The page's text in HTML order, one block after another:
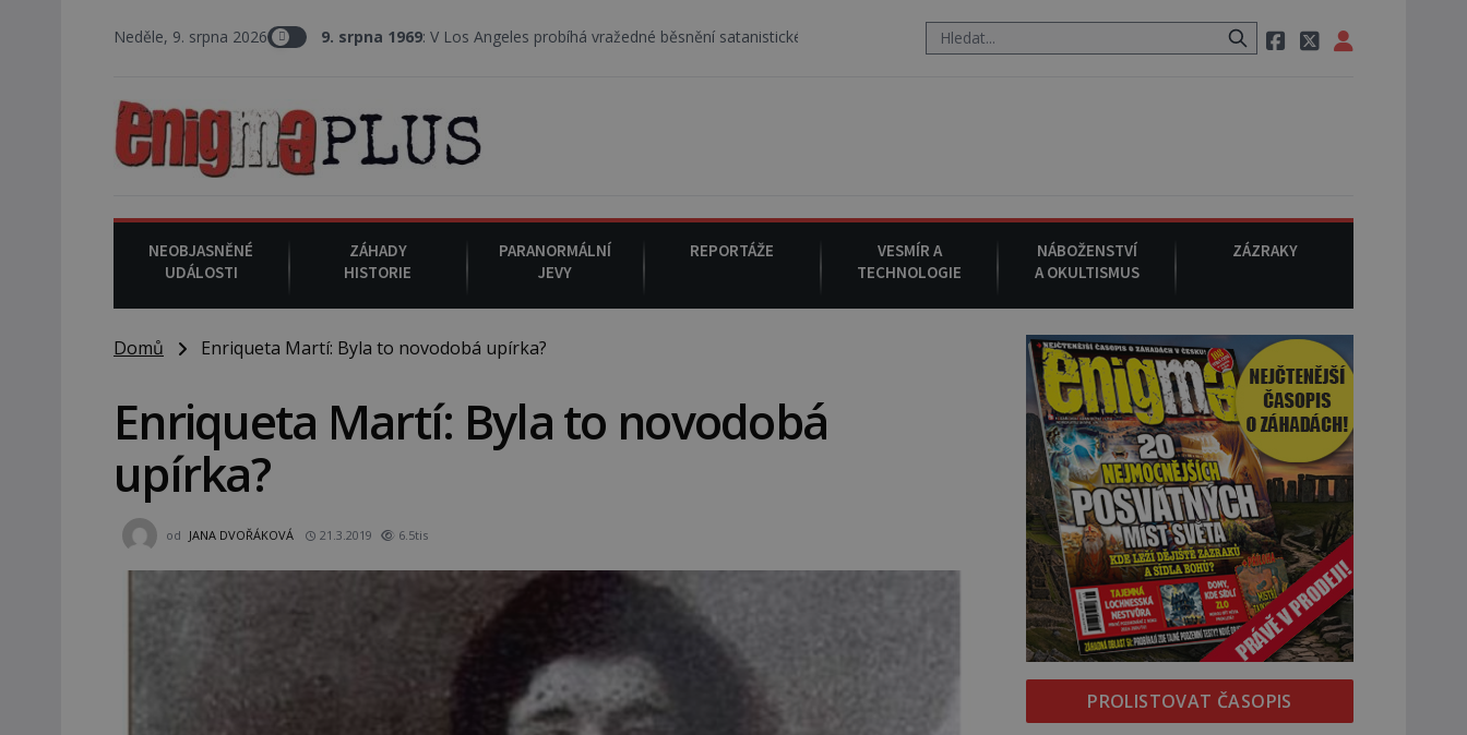
Neděle, 9. srpna 2026
9. srpna 1969 : V Los Angeles probíhá vražedné běsnění satanistického gangu vedeného Charlesem Mansonem, při němž umírá i těhotná herečka Sharon Tate.
NEOBJASNĚNÉ
UDÁLOSTI
ZÁHADY
HISTORIE
PARANORMÁLNÍ
JEVY
REPORTÁŽE
VESMÍR A
TECHNOLOGIE
NÁBOŽENSTVÍ
A OKULTISMUS
ZÁZRAKY
Domů Enriqueta Martí: Byla to novodobá upírka?
Enriqueta Martí: Byla to novodobá
upírka?
od JANA DVOŘÁKOVÁ 21.3.2019 6.5tis
PROLISTOVAT ČASOPIS